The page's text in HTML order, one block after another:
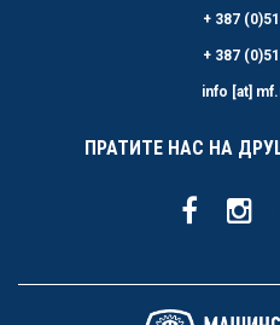
+ 387
+ 387
info [at]
ПРАТИТЕ НАС НА